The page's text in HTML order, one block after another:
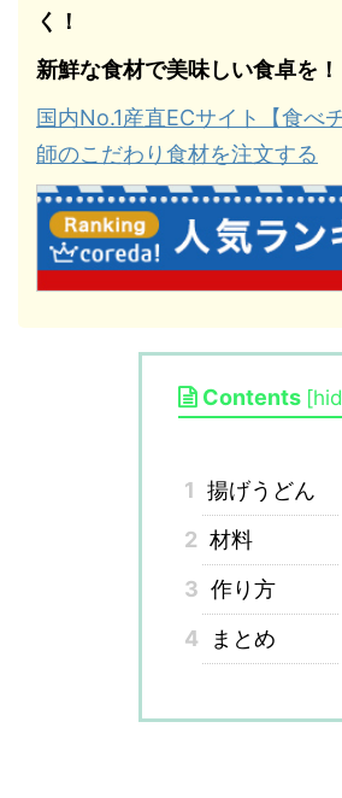
く！
新鮮な食材で美味しい食卓を！
国内No.1産直ECサイト【食べ
師のこだわり食材を注文する
Contents [
1 揚げうどん
2 材料
3 作り方
4
まとめ